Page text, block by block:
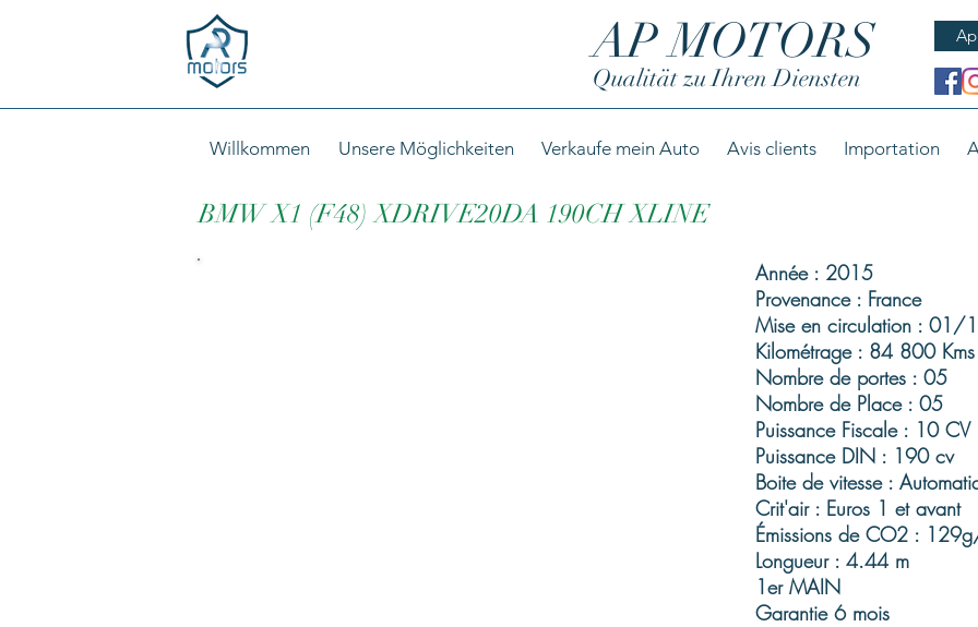
AP MOTORS
Qualität zu Ihren Diensten
Willkommen Unsere Möglichkeiten Verkaufe mein Auto Avis clients Importation
BMW X1 (F48) XDRIVE20DA 190CH XLINE
Année : 2015
Provenance : France
Mise en circulation :
Kilométrage : 84 800 Kms
Nombre de portes : 05
Nombre de Place : 05
Puissance Fiscale : 10 CV
Puissance DIN : 190 cv
Boite de vitesse :
Crit'air : Euros 1 et avant
Émissions de CO2 :
Longueur : 4.44 m
1er MAIN
Garantie 6 mois